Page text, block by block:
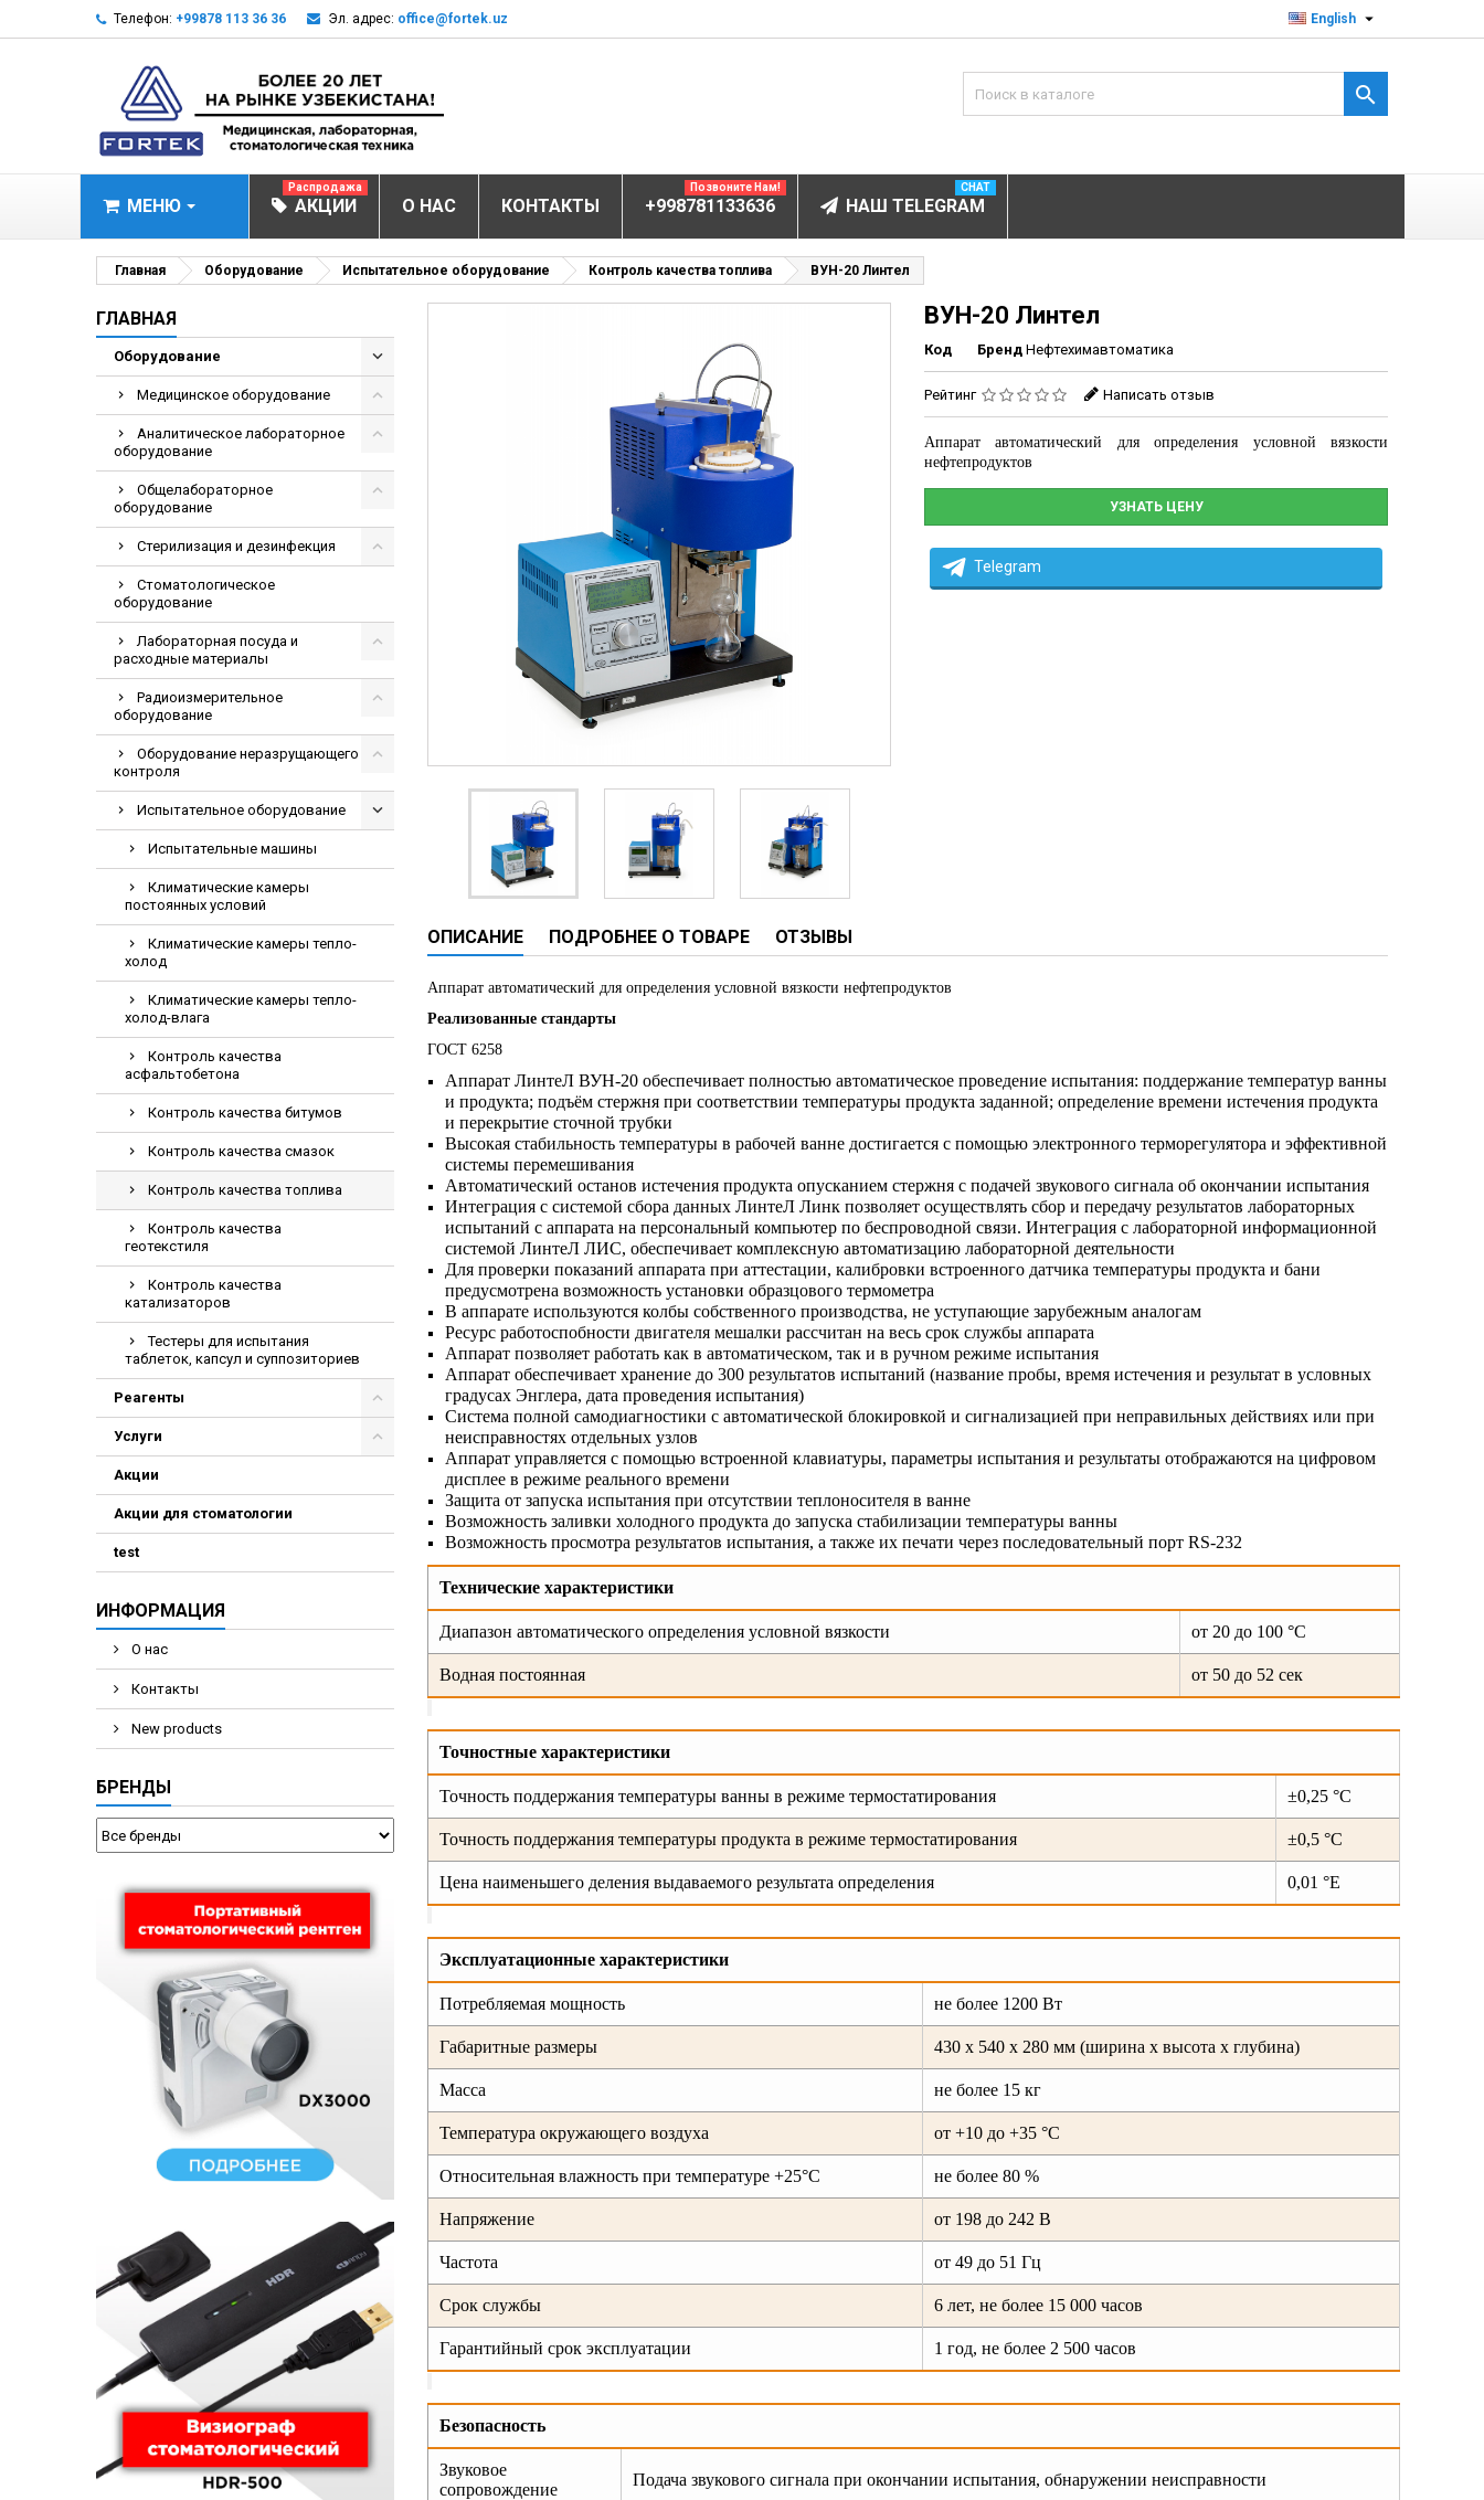
Телефон: +99878 113 36 36 Эл. адрес: office@fortek.uz English 

МЕНЮ
МЕДИЦИНСКОЕ ОБОРУДОВАНИЕ
Анализаторы иммунохемилюминесцентные (ИХЛА)
Анализаторы мочи
Видеокольпоскопы
Гематологические анализаторы
Инкубаторы для новорожденных
ИФА-анализаторы и вошеры
Коагулометрия
ПЦР анализаторы
Рентгеновские аппараты
Тракционные кровати
Электрокардиографы
Экстракторы
АКЦИИ
Распродажа
О НАС КОНТАКТЫ +998781133636
Позвоните Нам!
НАШ TELEGRAM
CHAT
Главная Оборудование Испытательное оборудование Контроль качества топлива ВУН-20 Линтел
ГЛАВНАЯ
Оборудование
Медицинское оборудование
Аналитическое лабораторное
оборудование
Общелабораторное
оборудование
Стерилизация и дезинфекция
Стоматологическое
оборудование
Лабораторная посуда и
расходные материалы
Радиоизмерительное
оборудование
Оборудование неразрущающего
контроля
Испытательное оборудование
Испытательные машины
Климатические камеры
постоянных условий
Климатические камеры тепло-
холод
Климатические камеры тепло-
холод-влага
Контроль качества
асфальтобетона
Контроль качества битумов
Контроль качества смазок
Контроль качества топлива
Контроль качества
геотекстиля
Контроль качества
катализаторов
Тестеры для испытания
таблеток, капсул и суппозиториев
Реагенты
Услуги
Акции
Акции для стоматологии
test
ИНФОРМАЦИЯ
О нас
Контакты
New products
БРЕНДЫ
ВУН-20 Линтел
Код Бренд Нефтехимавтоматика
Рейтинг Написать отзыв
Аппарат автоматический для определения условной вязкости
нефтепродуктов
УЗНАТЬ ЦЕНУ
Telegram
ОПИСАНИЕ ПОДРОБНЕЕ О ТОВАРЕ ОТЗЫВЫ
Аппарат автоматический для определения условной вязкости нефтепродуктов
Реализованные стандарты
ГОСТ 6258
Аппарат ЛинтеЛ ВУН-20 обеспечивает полностью автоматическое проведение испытания: поддержание температур ванны
и продукта; подъём стержня при соответствии температуры продукта заданной; определение времени истечения продукта
и перекрытие сточной трубки
Высокая стабильность температуры в рабочей ванне достигается с помощью электронного терморегулятора и эффективной
системы перемешивания
Автоматический останов истечения продукта опусканием стержня с подачей звукового сигнала об окончании испытания
Интеграция с системой сбора данных ЛинтеЛ Линк позволяет осуществлять сбор и передачу результатов лабораторных
испытаний с аппарата на персональный компьютер по беспроводной связи. Интеграция с лабораторной информационной
системой ЛинтеЛ ЛИС, обеспечивает комплексную автоматизацию лабораторной деятельности
Для проверки показаний аппарата при аттестации, калибровки встроенного датчика температуры продукта и бани
предусмотрена возможность установки образцового термометра
В аппарате используются колбы собственного производства, не уступающие зарубежным аналогам
Ресурс работоспобности двигателя мешалки рассчитан на весь срок службы аппарата
Аппарат позволяет работать как в автоматическом, так и в ручном режиме испытания
Аппарат обеспечивает хранение до 300 результатов испытаний (название пробы, время истечения и результат в условных
градусах Энглера, дата проведения испытания)
Система полной самодиагностики с автоматической блокировкой и сигнализацией при неправильных действиях или при
неисправностях отдельных узлов
Аппарат управляется с помощью встроенной клавиатуры, параметры испытания и результаты отображаются на цифровом
дисплее в режиме реального времени
Защита от запуска испытания при отсутствии теплоносителя в ванне
Возможность заливки холодного продукта до запуска стабилизации температуры ванны
Возможность просмотра результатов испытания, а также их печати через последовательный порт RS-232
Технические характеристики
Диапазон автоматического определения условной вязкости от 20 до 100 °C
Водная постоянная от 50 до 52 сек
Точностные характеристики
Точность поддержания температуры ванны в режиме термостатирования ±0,25 °С
Точность поддержания температуры продукта в режиме термостатирования ±0,5 °С
Цена наименьшего деления выдаваемого результата определения 0,01 °Е
Эксплуатационные характеристики
Потребляемая мощность не более 1200 Вт
Габаритные размеры 430 х 540 х 280 мм (ширина х высота х глубина)
Масса не более 15 кг
Температура окружающего воздуха от +10 до +35 °C
Относительная влажность при температуре +25°С не более 80 %
Напряжение от 198 до 242 В
Частота от 49 до 51 Гц
Срок службы 6 лет, не более 15 000 часов
Гарантийный срок эксплуатации 1 год, не более 2 500 часов
Безопасность
Звуковое
сопровождение
Подача звукового сигнала при окончании испытания, обнаружении неисправности